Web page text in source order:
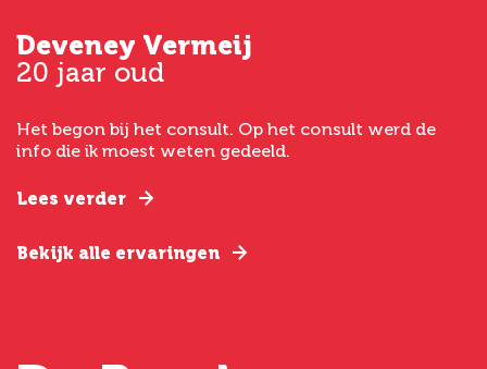
Deveney Vermeij
20 jaar oud
Het begon bij het consult. Op het consult werd de
info die ik moest weten gedeeld.
Lees verder
Bekijk alle ervaringen